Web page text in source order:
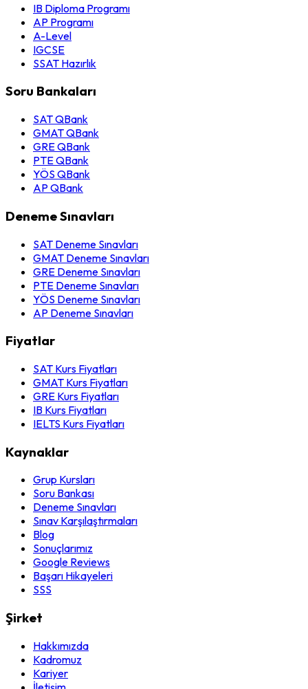
IB Diploma Programı
AP Programı
A-Level
IGCSE
SSAT Hazırlık
Soru Bankaları
SAT QBank
GMAT QBank
GRE QBank
PTE QBank
YÖS QBank
AP QBank
Deneme Sınavları
SAT Deneme Sınavları
GMAT Deneme Sınavları
GRE Deneme Sınavları
PTE Deneme Sınavları
YÖS Deneme Sınavları
AP Deneme Sınavları
Fiyatlar
SAT Kurs Fiyatları
GMAT Kurs Fiyatları
GRE Kurs Fiyatları
IB Kurs Fiyatları
IELTS Kurs Fiyatları
Kaynaklar
Grup Kursları
Soru Bankası
Deneme Sınavları
Sınav Karşılaştırmaları
Blog
Sonuçlarımız
Google Reviews
Başarı Hikayeleri
SSS
Şirket
Hakkımızda
Kadromuz
Kariyer